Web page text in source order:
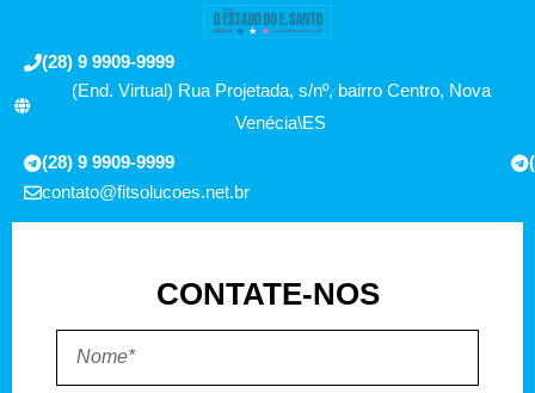
(28) 9 9909-9999
(End. Virtual) Rua Projetada, s/nº, bairro Centro, Nova
Venécia\ES
(28) 9 9909-9999
contato@fitsolucoes.net.br
CONTATE-NOS